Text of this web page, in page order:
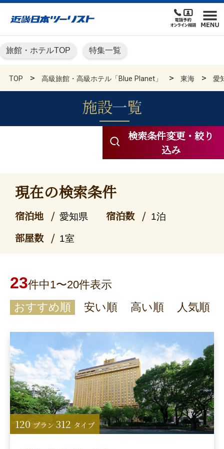
旅館・ホテルTOP 特集一覧
TOP 高級旅館・高級ホテル「Blue Planet」 東海 愛
高級旅館・高級ホテ
施設一覧
検索条件変更・絞り
込み
現在の検索条件
宿泊地 愛知県 宿泊数 1泊
部屋数 1室
23件中1〜20件表示
おすすめ順
安い順 高い順 人気順
120 プラン 312 タイプ